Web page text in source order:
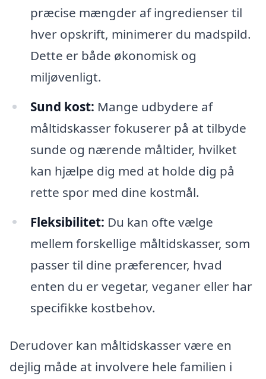
præcise mængder af ingredienser til
hver opskrift, minimerer du madspild.
Dette er både økonomisk og
miljøvenligt.
Sund kost: Mange udbydere af
måltidskasser fokuserer på at tilbyde
sunde og nærende måltider, hvilket
kan hjælpe dig med at holde dig på
rette spor med dine kostmål.
Fleksibilitet: Du kan ofte vælge
mellem forskellige måltidskasser, som
passer til dine præferencer, hvad
enten du er vegetar, veganer eller har
specifikke kostbehov.
Derudover kan måltidskasser være en
dejlig måde at involvere hele familien i